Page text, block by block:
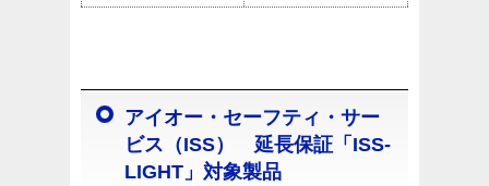
アイオー・セーフティ・サー
ビス（ISS） 延長保証「ISS-
LIGHT」対象製品